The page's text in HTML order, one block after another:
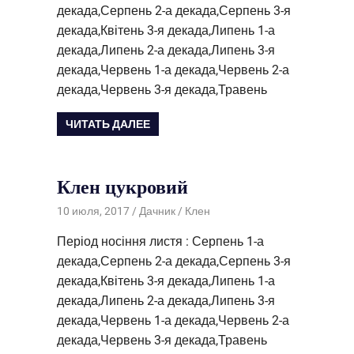
декада,Серпень 2-а декада,Серпень 3-я
декада,Квітень 3-я декада,Липень 1-а
декада,Липень 2-а декада,Липень 3-я
декада,Червень 1-а декада,Червень 2-а
декада,Червень 3-я декада,Травень
ЧИТАТЬ ДАЛЕЕ
Клен цукровий
10 июля, 2017 Дачник Клен
Період носіння листя : Серпень 1-а
декада,Серпень 2-а декада,Серпень 3-я
декада,Квітень 3-я декада,Липень 1-а
декада,Липень 2-а декада,Липень 3-я
декада,Червень 1-а декада,Червень 2-а
декада,Червень 3-я декада,Травень